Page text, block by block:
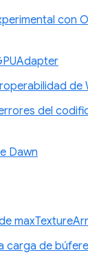
con
de
del
Dawn
carga de